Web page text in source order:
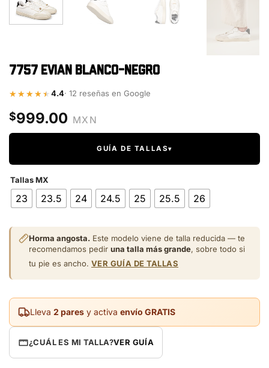
7757 Evian Blanco-Negro
4.4· 12 reseñas en Google
$999.00
GUÍA DE TALLAS▾
Tallas MX
23 23.5 24 24.5 25 25.5 26
Horma angosta. Este modelo viene de talla reducida — te
recomendamos pedir una talla más grande, sobre todo si
tu pie es ancho. VER GUÍA DE TALLAS
Lleva 2 pares y activa envío GRATIS
¿CUÁL ES MI TALLA?VER GUÍA